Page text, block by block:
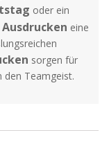
oder ein
eine
sorgen für
den Teamgeist.